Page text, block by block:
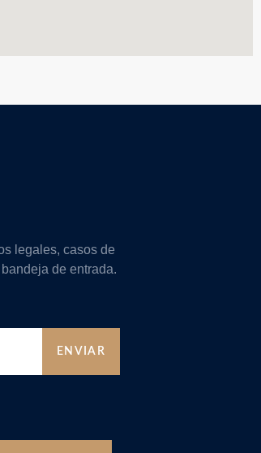
legales, casos de
de entrada.
ENVIAR